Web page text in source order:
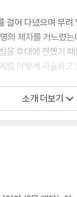
걸어 다녔으며 무려
의 제자를 거느렸
을 후대에 전했기
를 이렇게 서술하고
걷습니다. 선생님
다. 그러나 선생님
하게 부활하는 공자
소개 더보기